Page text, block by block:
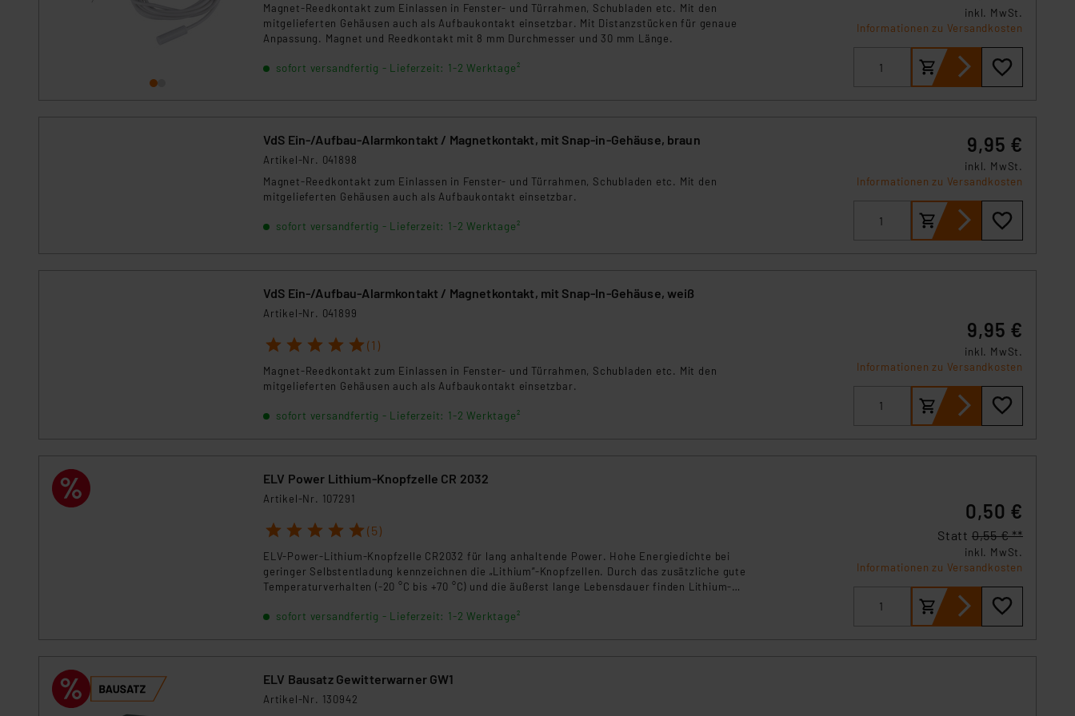
Für die USA besteht kein Angemessenheitsbeschluss der EU. Dies bedeutet, dass die USA als Land mit unzureichendem
Datenschutz nach EU-Standards eingestuft wird. So besteht etwa das Risiko, dass US-Behörden personenbezogene
Daten in Überwachungsprogrammen verarbeiten, ohne dass hiergegen Klagemöglichkeiten für Europäer bestehen.
Unsere Kooperation mit diesen Dienstleistern stützt sich auf die Standarddatenschutzklauseln der Europäischen
Impressum|Datenschutzerklärung
Magnet-Reedkontakt zum Einlassen in Fenster- und Türrahmen, Schubladen etc. Mit den
mitgelieferten Gehäusen auch als Aufbaukontakt einsetzbar. Mit Distanzstücken für genaue
Anpassung. Magnet und Reedkontakt mit 8 mm Durchmesser und 30 mm Länge.
sofort versandfertig - Lieferzeit: 1-2 Werktage²
inkl. MwSt.
Informationen zu Versandkosten
VdS Ein-/Aufbau-Alarmkontakt / Magnetkontakt, mit Snap-in-Gehäuse, braun
Artikel-Nr. 041898
Magnet-Reedkontakt zum Einlassen in Fenster- und Türrahmen, Schubladen etc. Mit den
mitgelieferten Gehäusen auch als Aufbaukontakt einsetzbar.
sofort versandfertig - Lieferzeit: 1-2 Werktage²
9,95 €
inkl. MwSt.
Informationen zu Versandkosten
VdS Ein-/Aufbau-Alarmkontakt / Magnetkontakt, mit Snap-In-Gehäuse, weiß
Artikel-Nr. 041899
1 2 3 4 5 (1)
Magnet-Reedkontakt zum Einlassen in Fenster- und Türrahmen, Schubladen etc. Mit den
mitgelieferten Gehäusen auch als Aufbaukontakt einsetzbar.
sofort versandfertig - Lieferzeit: 1-2 Werktage²
9,95 €
inkl. MwSt.
Informationen zu Versandkosten
ELV Power Lithium-Knopfzelle CR 2032
Artikel-Nr. 107291
1 2 3 4 5 (5)
ELV-Power-Lithium-Knopfzelle CR2032 für lang anhaltende Power. Hohe Energiedichte bei
geringer Selbstentladung kennzeichnen die „Lithium”-Knopfzellen. Durch das zusätzliche gute
Temperaturverhalten (-20 °C bis +70 °C) und die äußerst lange Lebensdauer finden Lithium-
sofort versandfertig - Lieferzeit: 1-2 Werktage²
0,50 €
Statt 0,55 € **
inkl. MwSt.
Informationen zu Versandkosten
ELV Bausatz Gewitterwarner GW1
Artikel-Nr. 130942